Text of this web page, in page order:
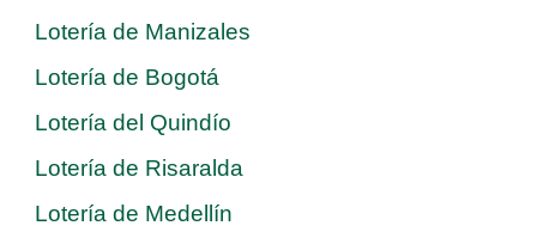
Lotería de Manizales
Lotería de Bogotá
Lotería del Quindío
Lotería de Risaralda
Lotería de Medellín